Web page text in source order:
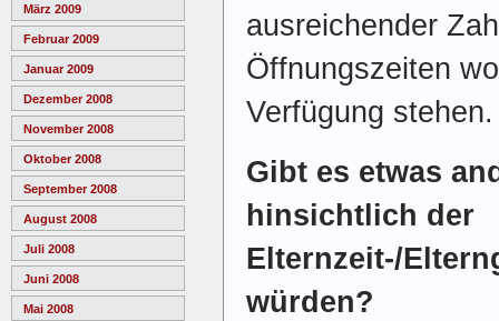
März 2009
Februar 2009
Januar 2009
Dezember 2008
November 2008
Oktober 2008
September 2008
August 2008
Juli 2008
Juni 2008
Mai 2008
ausreichender
Öffnungszeiten
Verfügung stehen.
Gibt es etwas
hinsichtlich der
Elternzeit-/
würden?